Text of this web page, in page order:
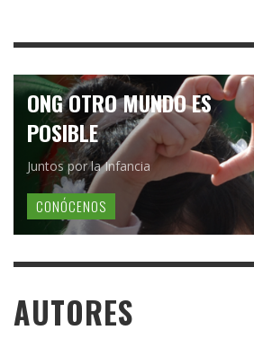
ONG OTRO MUNDO ES
POSIBLE
Juntos por la Infancia
CONÓCENOS
AUTORES